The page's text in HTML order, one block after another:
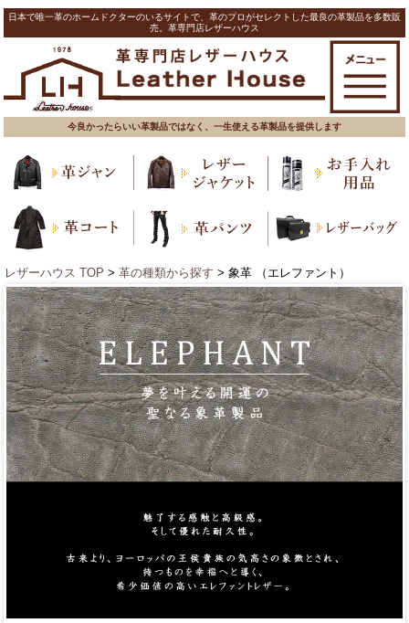
日本で唯一革のホームドクターのいるサイトで、革のプロがセレクトした最良の革製品を多数販
売。革専門店レザーハウス
今良かったらいい革製品ではなく、一生使える革製品を提供します
レザーハウス TOP > 革の種類から探す > 象革 （エレファント）